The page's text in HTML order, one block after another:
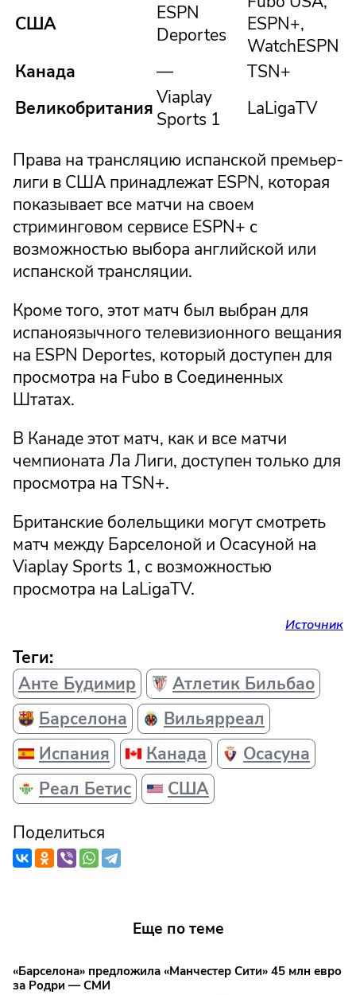
США
ESPN
Deportes
ESPN+,
WatchESPN
Канада
—
TSN+
ВеликобританияViaplay
Sports 1
LaLigaTV
Права на трансляцию испанской премьер-
лиги в США принадлежат ESPN, которая
показывает все матчи на своем
стриминговом сервисе ESPN+ с
возможностью выбора английской или
испанской трансляции.
Кроме того, этот матч был выбран для
испаноязычного телевизионного вещания
на ESPN Deportes, который доступен для
просмотра на Fubo в Соединенных
Штатах.
В Канаде этот матч, как и все матчи
чемпионата Ла Лиги, доступен только для
просмотра на TSN+.
Британские болельщики могут смотреть
матч между Барселоной и Осасуной на
Viaplay Sports 1, с возможностью
просмотра на LaLigaTV.
Источник
Теги:
Анте Будимир
Атлетик Бильбао
Барселона
Вильярреал
Испания
Канада
Осасуна
Реал Бетис
США
Поделиться
Еще по теме
«Барселона» предложила «Манчестер Сити» 45 млн евро
за Родри — СМИ